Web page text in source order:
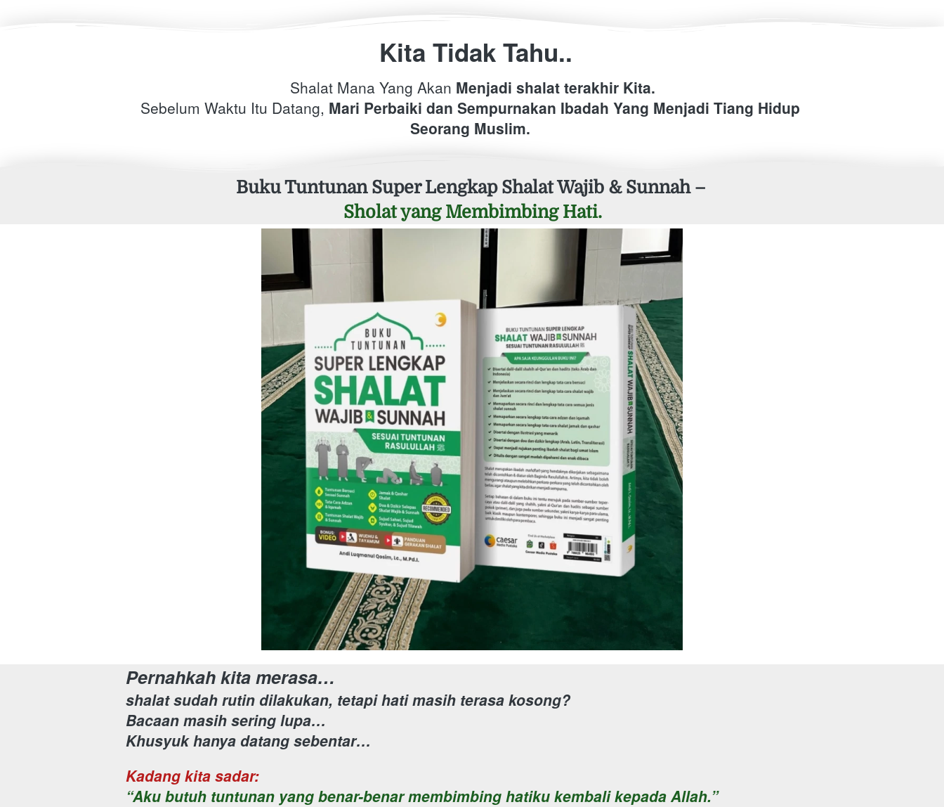
Kita Tidak Tahu..
Shalat Mana Yang Akan Menjadi shalat terakhir Kita.
Sebelum Waktu Itu Datang, Mari Perbaiki dan Sempurnakan Ibadah Yang Menjadi Tiang Hidup
Seorang Muslim.
Buku Tuntunan Super Lengkap Shalat Wajib & Sunnah –
Sholat yang Membimbing Hati.
Pernahkah kita merasa…
shalat sudah rutin dilakukan, tetapi hati masih terasa kosong?
Bacaan masih sering lupa…
Khusyuk hanya datang sebentar…
Kadang kita sadar:
“Aku butuh tuntunan yang benar-benar membimbing hatiku kembali kepada Allah.”